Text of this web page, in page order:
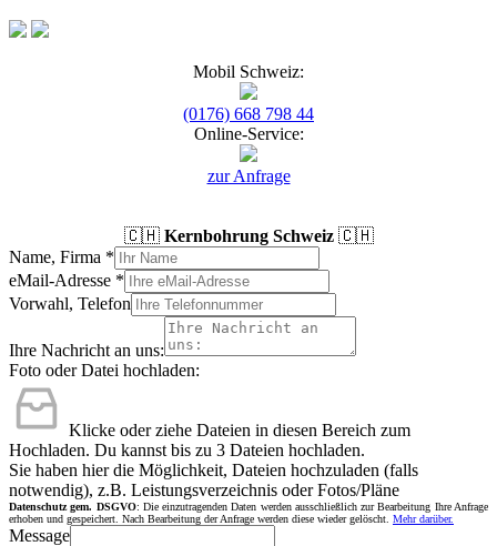
Mobil Schweiz:
(0176) 668 798 44
Online-Service:
zur Anfrage
🇨🇭 Kernbohrung Schweiz🇨🇭
Name, Firma *
eMail-Adresse *
Vorwahl, Telefon
Ihre Nachricht an uns:
Foto oder Datei hochladen:
Klicke oder ziehe Dateien in diesen Bereich zum
Hochladen. Du kannst bis zu 3 Dateien hochladen.
Sie haben hier die Möglichkeit, Dateien hochzuladen (falls
notwendig), z.B. Leistungsverzeichnis oder Fotos/Pläne
Datenschutz gem. DSGVO: Die einzutragenden Daten werden ausschließlich zur Bearbeitung Ihre Anfrage
erhoben und gespeichert. Nach Bearbeitung der Anfrage werden diese wieder gelöscht. Mehr darüber.
Message